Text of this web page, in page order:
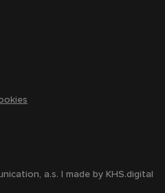
a.s. | made byKHS.digital